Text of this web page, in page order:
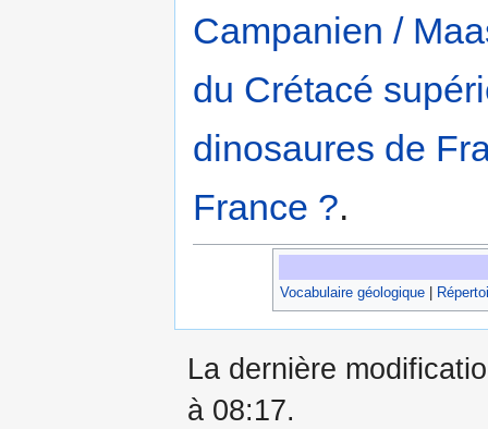
Campanien /
du Crétacé
dinosaures de
France ?.
Vocabulaire géologique
La dernière
à 08:17.